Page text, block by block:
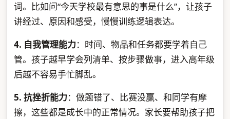
词。比如问“今天学校最有意思的事是什么”，让孩子
讲经过、原因和感受，慢慢训练逻辑表达。
4. 自我管理能力：时间、物品和任务都要学着自己
管。孩子越早学会列清单、按步骤做事，进入高年级
后越不容易手忙脚乱。
5. 抗挫折能力：做题错了、比赛没赢、和同学有摩
擦，这些都是成长中的正常情况。家长要帮助孩子把